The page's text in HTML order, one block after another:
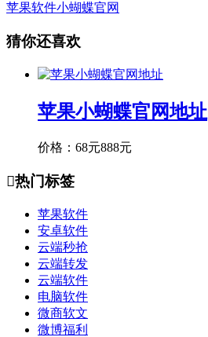
苹果软件小蝴蝶官网
猜你还喜欢
苹果小蝴蝶官网地址
价格： 68元888元
热门标签
苹果软件
安卓软件
云端秒抢
云端转发
云端软件
电脑软件
微商软文
微博福利